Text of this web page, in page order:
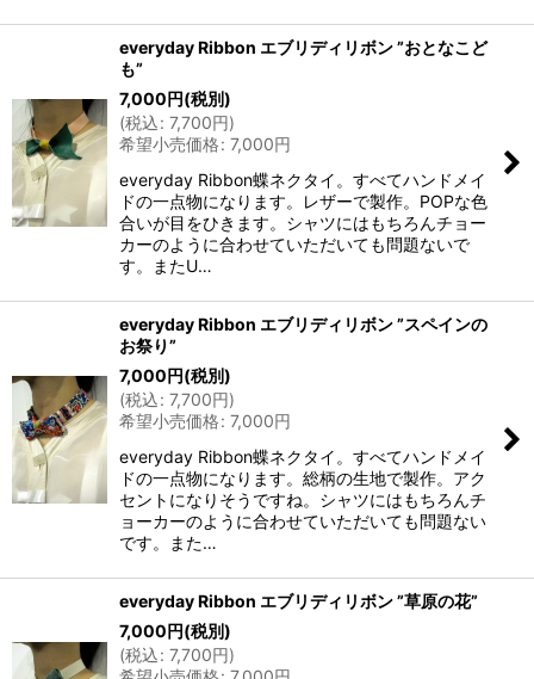
everyday Ribbon エブリディリボン ”おとなこど
も”
7,000円(税別)
(税込: 7,700円)
希望小売価格: 7,000円
everyday Ribbon蝶ネクタイ。すべてハンドメイ
ドの一点物になります。レザーで製作。POPな色
合いが目をひきます。シャツにはもちろんチョー
カーのように合わせていただいても問題ないで
す。またU…
everyday Ribbon エブリディリボン ”スペインの
お祭り”
7,000円(税別)
(税込: 7,700円)
希望小売価格: 7,000円
everyday Ribbon蝶ネクタイ。すべてハンドメイ
ドの一点物になります。総柄の生地で製作。アク
セントになりそうですね。シャツにはもちろんチ
ョーカーのように合わせていただいても問題ない
です。また…
everyday Ribbon エブリディリボン ”草原の花”
7,000円(税別)
(税込: 7,700円)